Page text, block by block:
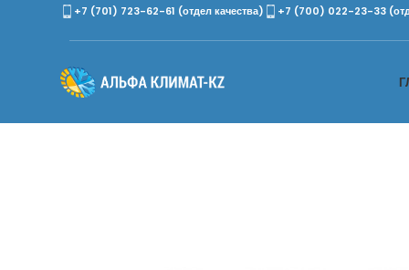
+7 (701) 723-62-61 (отдел качества) +7 (700) 022-23-33